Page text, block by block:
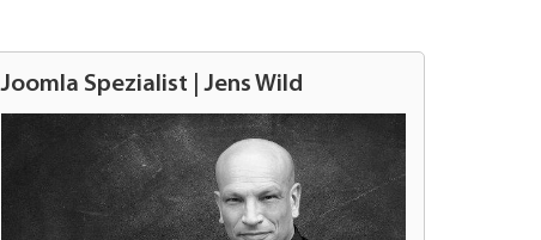
Joomla Spezialist | Jens Wild